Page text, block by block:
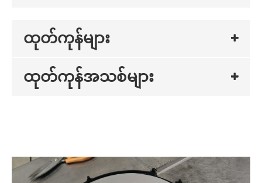
ထုတ်ကုန်များ
ထုတ်ကုန်အသစ်များ